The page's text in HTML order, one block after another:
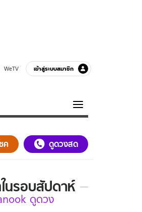
WeTV เข้าสู่ระบบสมาชิก
มรู้รอบตัว
ทู
ค ดูดวงสด
นรอบสัปดาห์
ดูดวง